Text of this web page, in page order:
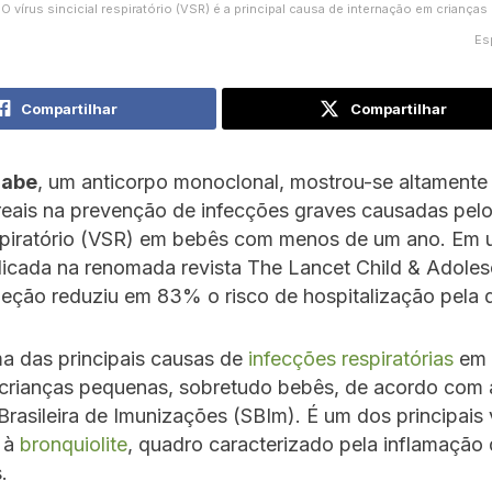
O vírus sincicial respiratório (VSR) é a principal causa de internação em crianças
Compartilhar Compartilhar
, um anticorpo monoclonal, mostrou-se
na prevenção de infecções graves causadas
(VSR) em bebês com menos de um ano. Em
na renomada revista The Lancet Child &
reduziu em 83% o risco de hospitalização pela
das principais causas de infecções respiratórias
pequenas, sobretudo bebês, de acordo com
de Imunizações (SBIm). É um dos principais
bronquiolite, quadro caracterizado pela inflamação